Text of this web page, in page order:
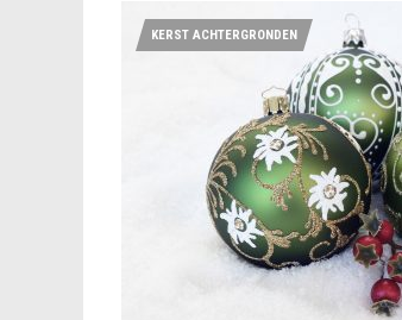
KERST ACHTERGRONDEN